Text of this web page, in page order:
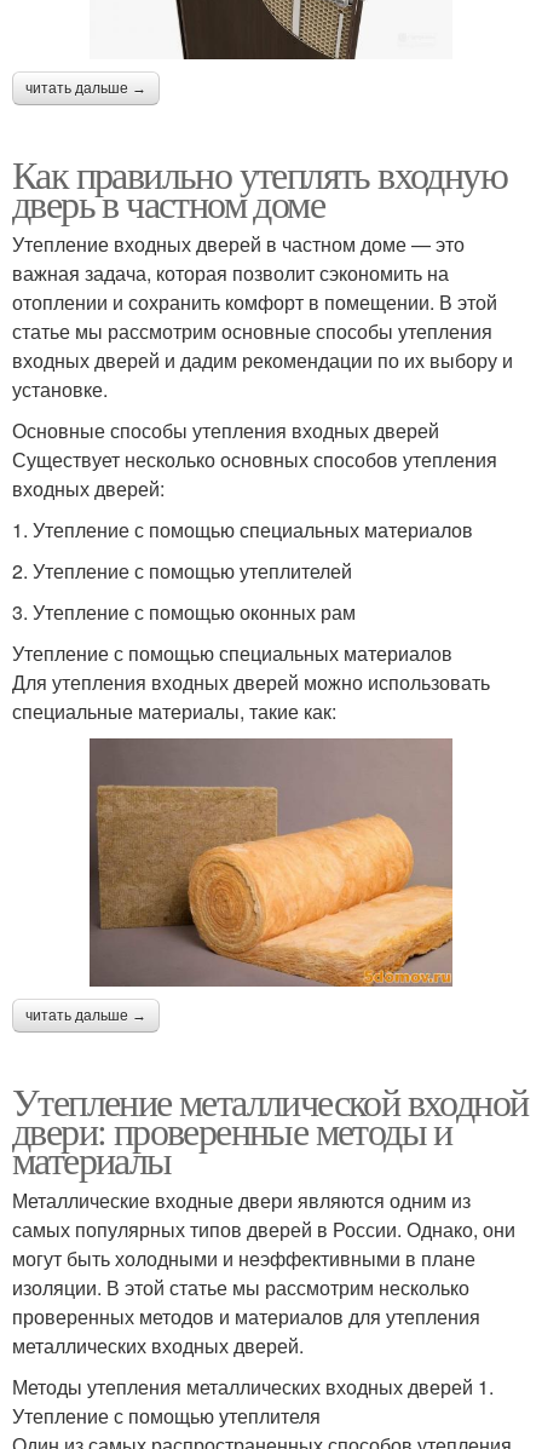
читать дальше →
Как правильно утеплять входную
дверь в частном доме
Утепление входных дверей в частном доме — это
важная задача, которая позволит сэкономить на
отоплении и сохранить комфорт в помещении. В этой
статье мы рассмотрим основные способы утепления
входных дверей и дадим рекомендации по их выбору и
установке.
Основные способы утепления входных дверей
Существует несколько основных способов утепления
входных дверей:
1. Утепление с помощью специальных материалов
2. Утепление с помощью утеплителей
3. Утепление с помощью оконных рам
Утепление с помощью специальных материалов
Для утепления входных дверей можно использовать
специальные материалы, такие как:
читать дальше →
Утепление металлической входной
двери: проверенные методы и
материалы
Металлические входные двери являются одним из
самых популярных типов дверей в России. Однако, они
могут быть холодными и неэффективными в плане
изоляции. В этой статье мы рассмотрим несколько
проверенных методов и материалов для утепления
металлических входных дверей.
Методы утепления металлических входных дверей 1.
Утепление с помощью утеплителя